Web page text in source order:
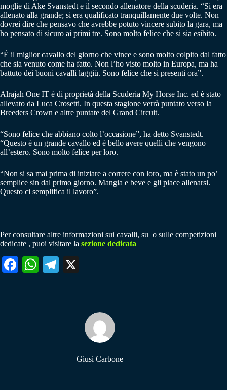
moglie di Ake Svanstedt e il secondo allenatore della scuderia. “Si era
allenato alla grande; si era qualificato tranquillamente due volte. Non
dovrei dire che pensavo che avrebbe potuto vincere subito la gara, ma
ho pensato di sicuro ai primi tre. Sono molto felice che si sia esibito.
“È il miglior cavallo del giorno che vince e sono molto colpito dal fatto
che sia venuto come ha fatto. Non l’ho visto molto in Europa, ma ha
battuto dei buoni cavalli laggiù. Sono felice che si presenti ora”.
Alrajah One IT è di proprietà della Scuderia My Horse Inc. ed è stato
allevato da Luca Crosetti. In questa stagione verrà puntato verso la
Breeders Crown e altre puntate del Grand Circuit.
“Sono felice che abbiano colto l’occasione”, ha detto Svanstedt.
“Questo è un grande cavallo ed è bello avere quelli che vengono
all’estero. Sono molto felice per loro.
“Non si sa mai prima di iniziare a correre con loro, ma è stato un po’
semplice sin dal primo giorno. Mangia e beve e gli piace allenarsi.
Questo ci semplifica il lavoro”.
Per consultare altre informazioni sui cavalli, su o sulle competizioni
dedicate , puoi visitare la sezione dedicata
Fa W
pp
Te
m
Giusi Carbone